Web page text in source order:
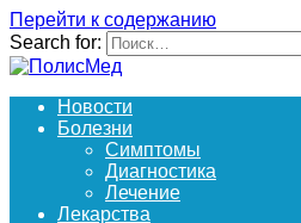
Перейти к содержанию
Search for:
Новости
Болезни
Симптомы
Диагностика
Лечение
Лекарства